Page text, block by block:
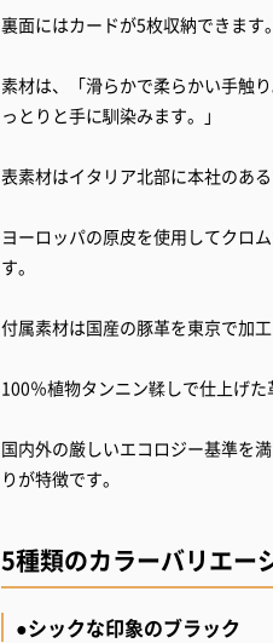
裏面にはカードが5枚収納できます
素材は、「滑らかで柔らかい手触
っとりと手に馴染みます。」
表素材はイタリア北部に本社のあ
ヨーロッパの原皮を使用してクロ
す。
付属素材は国産の豚革を東京で加
100％植物タンニン鞣しで仕上げ
国内外の厳しいエコロジー基準を
りが特徴です。
5種類のカラーバリエー
●シックな印象のブラック